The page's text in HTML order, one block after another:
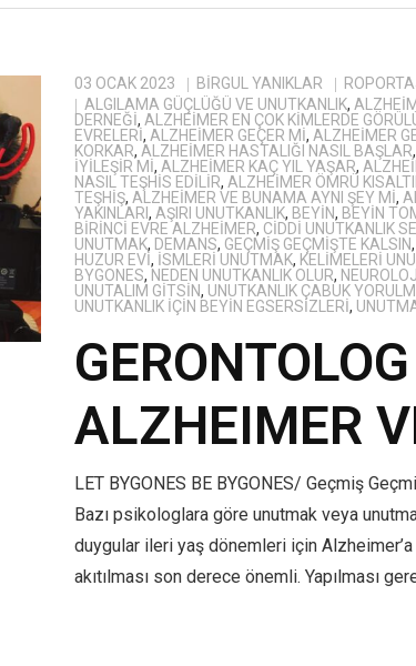
03 OCAK 2023 BIRGÜL YANIKLAR
ALGILAMA GÜÇLÜĞÜ VE UNUTKANLIK,
DERNEĞI, ALZHEIMER EN ÇOK KIMLERDE
EVRELERI, ALZHEIMER GEÇER MI, ALZHEIMER
KORKAR, ALZHEIMER HASTALIĞI NASIL BAŞLAR,
IYILEŞIR MI, ALZHEIMER KAÇ YIL YAŞAR,
NASIL TEŞHIS EDILIR, ALZHEIMER ÖMRÜ
TEŞHIŞ, ALZHEIMER VE BUNAMA AYNI ŞEY MI,
YAKINLARI , AŞIRI UNUTKANLIK, BEYIN, BEYIN
BIRINCI EVRE ALZHEIMER, CIDDI UNUTKANLIK
UNUTMAK, DEMANS, GEÇMIŞ GEÇMIŞTE KALSIN,
HUZUR EVI, ISMLERI UNUTMAK, KELIMELERI
BYGONES, NEDEN UNUTKANLIK OLUR,
UNUTALIM GITSIN, UNUTKANLIK ÇABUK
UNUTKANLIK IÇIN BEYIN EGSERSIZLERI,
ALZHEIMER
LET BYGONES BE BYGONES/ Geçmiş
Bazı psikologlara göre unutmak veya
duygular ileri yaş dönemleri için Alzheimer’a
akıtılması son derece önemli. Yapılması